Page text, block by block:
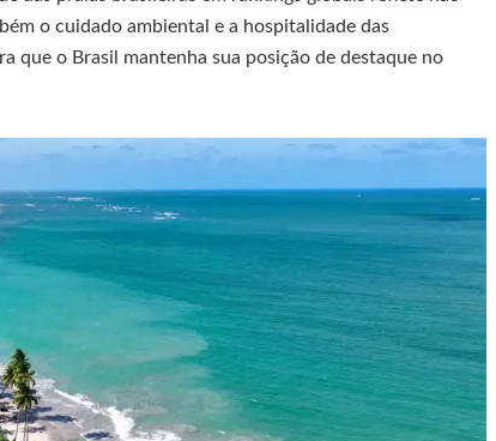
o cuidado ambiental e a hospitalidade das
que o Brasil mantenha sua posição de destaque no